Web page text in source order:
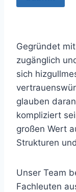
Gegründet
zugänglich
sich
glauben
kompliziert
großen Wert
Strukturen
Unser Team
Fachleuten